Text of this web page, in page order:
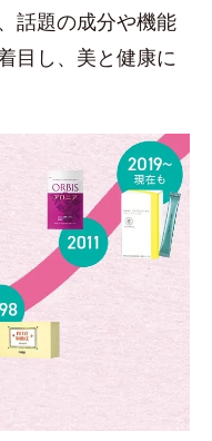
話題の成分や機能
目し、美と健康に